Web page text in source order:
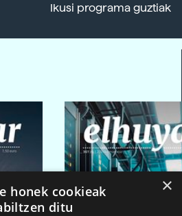
Ikusi programa guztiak
×
honek cookieak
ditu